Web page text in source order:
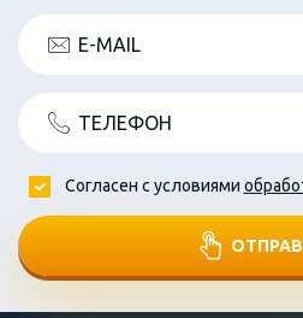
E-MAIL
ТЕЛЕФОН
Согласен с условиями